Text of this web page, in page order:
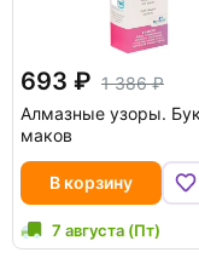
693
1 386
Алмазные узоры.
маков
В корзину
7 августа (Пт)